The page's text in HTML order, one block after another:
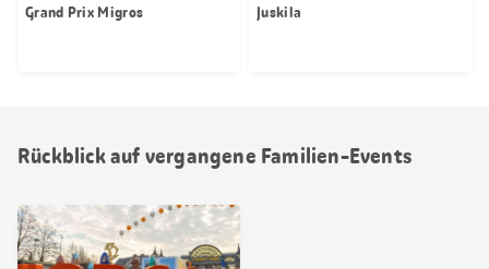
Grand Prix Migros Juskila
Rückblick auf vergangene Familien-Events